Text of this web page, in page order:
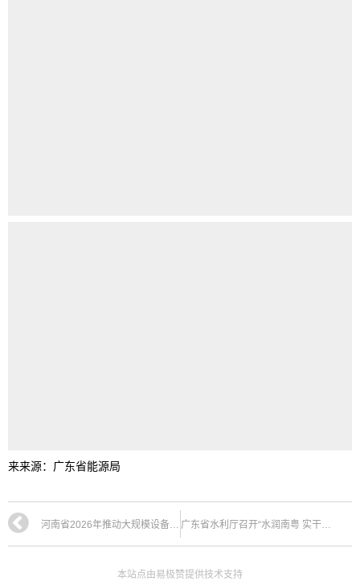
来来源：广东省能源局
河南省2026年推动大规模设备更新和消费品以旧换新实施方案 广东省水利厅召开“水润南粤 实干争先”发展大会
本站点由易极赞提供技术支持